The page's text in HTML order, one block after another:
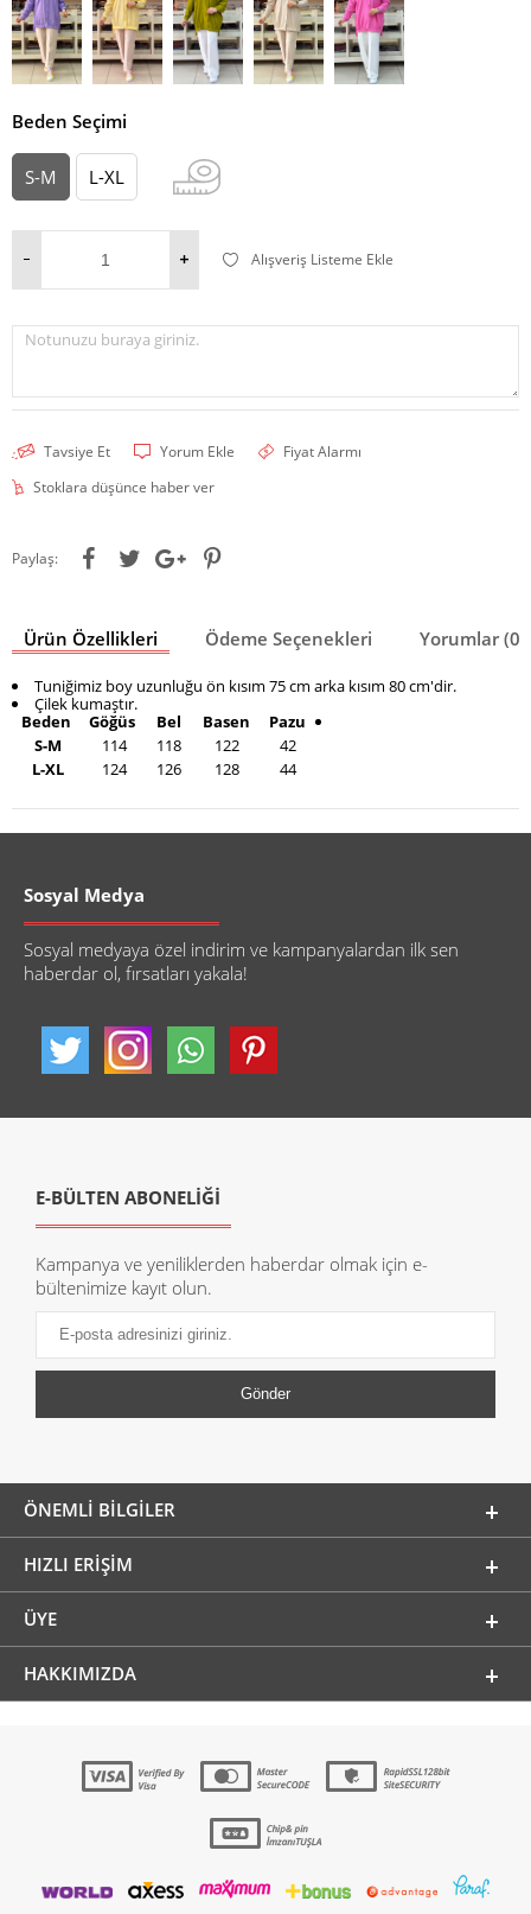
Beden Seçimi
S-M L-XL
Alışveriş Listeme Ekle
Notunuzu buraya giriniz.
Tavsiye Et Yorum Ekle
Fiyat Alarmı
Stoklara düşünce haber ver
Paylaş:
Ürün Özellikleri Ödeme Seçenekleri Yorumlar (0)
Tuniğimiz boy uzunluğu ön kısım 75 cm arka kısım 80 cm'dir.
Çilek kumaştır.
Beden
Göğüs Bel Basen
Pazu
S-M
114 118 122
42
L-XL
124 126 128 44
Sosyal Medya
Sosyal medyaya özel indirim ve kampanyalardan ilk sen
haberdar ol, fırsatları yakala!
E-BÜLTEN ABONELİĞİ
Kampanya ve yeniliklerden haberdar olmak için e-
bültenimize kayıt olun.
ÖNEMLI BILGILER
HIZLI ERIŞIM
ÜYE
HAKKIMIZDA